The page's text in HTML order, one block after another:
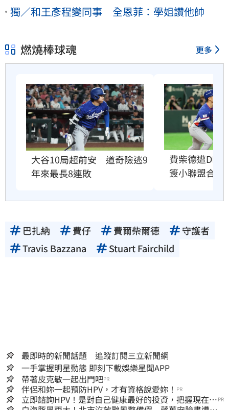
獨／和王彥程變同事 全恩菲：學姐讚他帥
燃燒棒球魂 更多
大谷10局超前安　道奇險逃9
年來最長8連敗
費柴德遭DFA
簽小聯盟合約
巴扎納 費仔 費爾柴爾德
守護者
Travis Bazzana
Stuart Fairchild
最即時的新聞話題 追蹤訂閱三立新聞網
一手掌握明星動態 即刻下載娛樂星聞APP
帶著皮克敏一起出門吧PR
伴侶和妳一起預防HPV，才有資格說愛妳！ PR
立即諮詢HPV！是對自己健康最好的投資，把握現在不 PR